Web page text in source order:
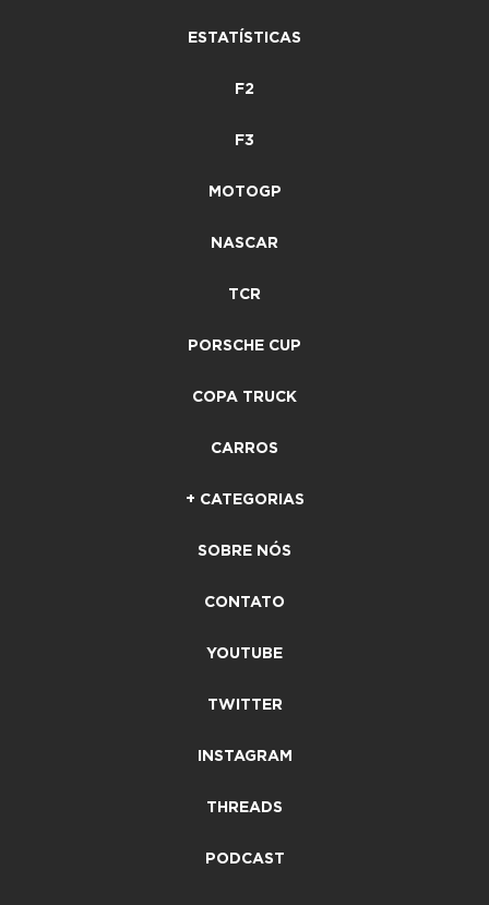
ESTATÍSTICAS
F2
F3
MOTOGP
NASCAR
TCR
PORSCHE CUP
COPA TRUCK
CARROS
+ CATEGORIAS
SOBRE NÓS
CONTATO
YOUTUBE
TWITTER
INSTAGRAM
THREADS
PODCAST